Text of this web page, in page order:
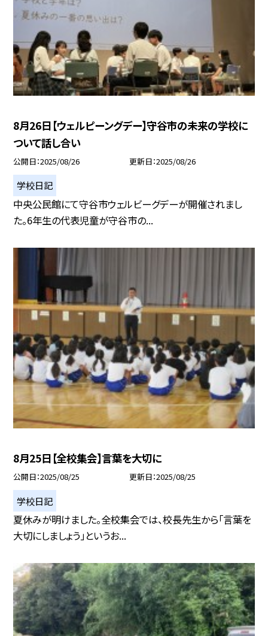
8月26日【ウェルピーングデー】守谷市の未来の学校に
ついて話し合い
公開日 2025/08/26 更新日 2025/08/26
学校日記
中央公民館にて守谷市ウェルビーグデーが開催されまし
た。6年生の代表児童が守谷市の...
8月25日【全校集会】言葉を大切に
公開日 2025/08/25 更新日 2025/08/25
学校日記
夏休みが明けました。全校集会では、校長先生から「言葉を
大切にしましょう」というお...